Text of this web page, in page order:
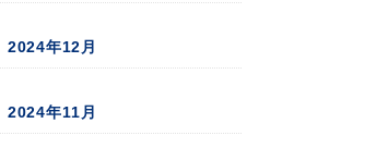
2024年12月
2024年11月